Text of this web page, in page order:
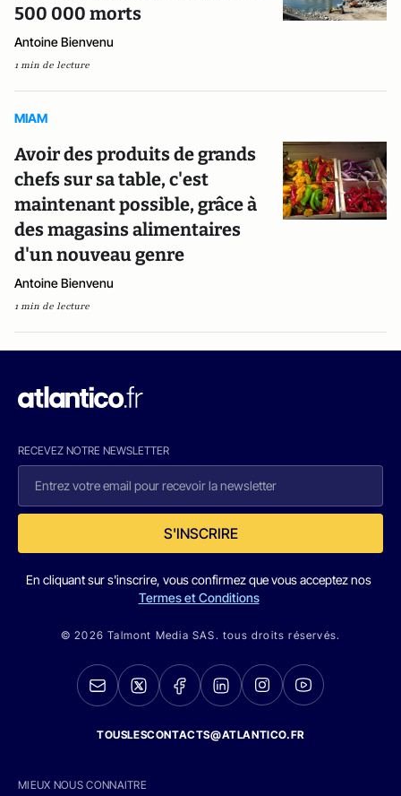
500 000 morts
Antoine Bienvenu
1 min de lecture
MIAM
Avoir des produits de grands
chefs sur sa table, c'est
maintenant possible, grâce à
des magasins alimentaires
d'un nouveau genre
Antoine Bienvenu
1 min de lecture
RECEVEZ NOTRE NEWSLETTER
S'INSCRIRE
En cliquant sur s'inscrire, vous confirmez que vous acceptez nos
Termes et Conditions
© 2026 Talmont Media SAS. tous droits réservés.
TOUSLESCONTACTS@ATLANTICO.FR
MIEUX NOUS CONNAITRE